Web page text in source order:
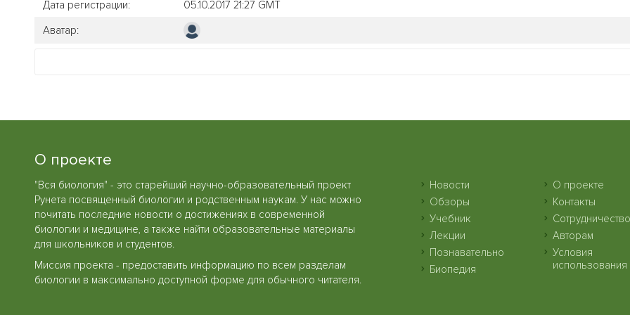
Дата регистрации:
05.10.2017 21:27 GMT
Аватар:
О проекте
"Вся биология" - это старейший научно-образовательный проект
Рунета посвященный биологии и родственным наукам. У нас можно
почитать последние новости о достижениях в современной
биологии и медицине, а также найти образовательные материалы
для школьников и студентов.
Миссия проекта - предоставить информацию по всем разделам
биологии в максимально доступной форме для обычного читателя.
Новости
Обзоры
Учебник
Лекции
Познавательно
Биопедия
О проекте
Контакты
Сотрудничество
Авторам
Условия
использования